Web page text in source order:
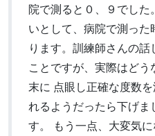
院で測ると０、９でし
いとして、病院で測っ
ります。訓練師さんの
ことですが、実際はど
末に 点眼し正確な度数
れるようだったら下げま
す。 もう一点、大変気